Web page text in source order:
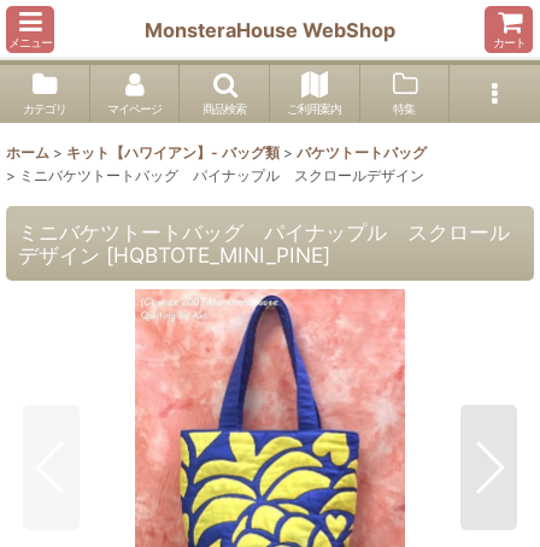
メニュー
MonsteraHouse WebShop
カート
カテゴリ マイページ 商品検索 ご利用案内 特集
ホーム > キット【ハワイアン】- バッグ類 > バケツトートバッグ
> ミニバケツトートバッグ パイナップル スクロールデザイン
ミニバケツトートバッグ パイナップル スクロール
デザイン [HQBTOTE_MINI_PINE]